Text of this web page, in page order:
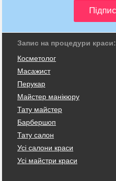
Запис на процедури краси:
Косметолог
Масажист
Перукар
Майстер манікюру
Тату майстер
Барбершоп
Тату салон
Усі салони краси
Усі майстри краси